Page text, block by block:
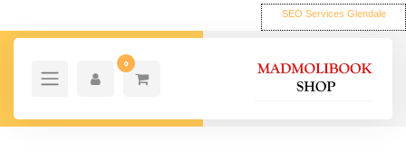
SEO Services Glendale
0